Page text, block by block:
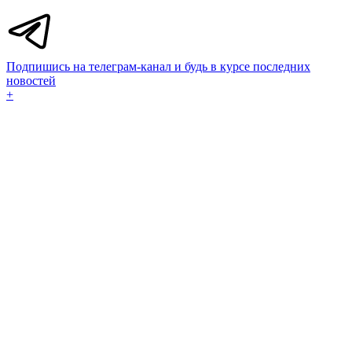
Подпишись на телеграм-канал и будь в курсе последних
новостей
+